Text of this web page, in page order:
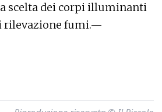
scelta dei corpi illuminanti
rilevazione fumi.—